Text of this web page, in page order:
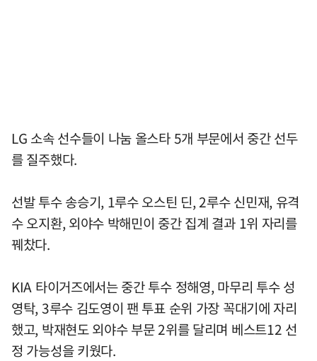
LG 소속 선수들이 나눔 올스타 5개 부문에서 중간 선두
를 질주했다.
선발 투수 송승기, 1루수 오스틴 딘, 2루수 신민재, 유격
수 오지환, 외야수 박해민이 중간 집계 결과 1위 자리를
꿰찼다.
KIA 타이거즈에서는 중간 투수 정해영, 마무리 투수 성
영탁, 3루수 김도영이 팬 투표 순위 가장 꼭대기에 자리
했고, 박재현도 외야수 부문 2위를 달리며 베스트12 선
정 가능성을 키웠다.